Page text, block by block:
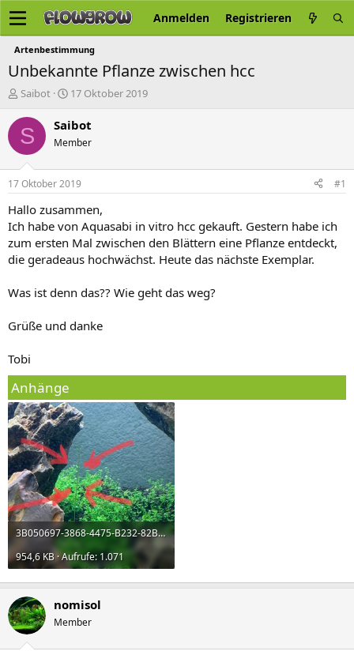
Anmelden Registrieren
Artenbestimmung
Unbekannte Pflanze zwischen hcc
E
s
t
e
r
Saibot
E
s
e
l
t
a
17 Oktober 2019
S Saibot
Member
17 Oktober 2019 #1
Hallo zusammen,
Ich habe von Aquasabi in vitro hcc gekauft. Gestern habe ich
zum ersten Mal zwischen den Blättern eine Pflanze entdeckt,
die geradeaus hochwächst. Heute das nächste Exemplar.
Was ist denn das?? Wie geht das weg?
Grüße und danke
Tobi
Anhänge
3B050697-3868-4475-B232-82B7F805E3E5.jpeg
954,6 KB · Aufrufe: 1.071
nomisol
Member